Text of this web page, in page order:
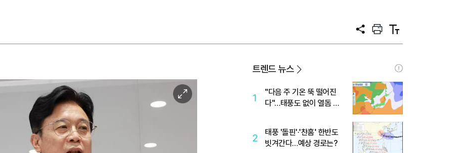
공
프
트
텍
트
이
미
트렌드 뉴스
1
"다음 주 기온 뚝 떨어진
다"…태풍도 없이 열돔 박
2
태풍 '돌핀'·'찬홈' 한반도
빗겨간다…예상 경로는?